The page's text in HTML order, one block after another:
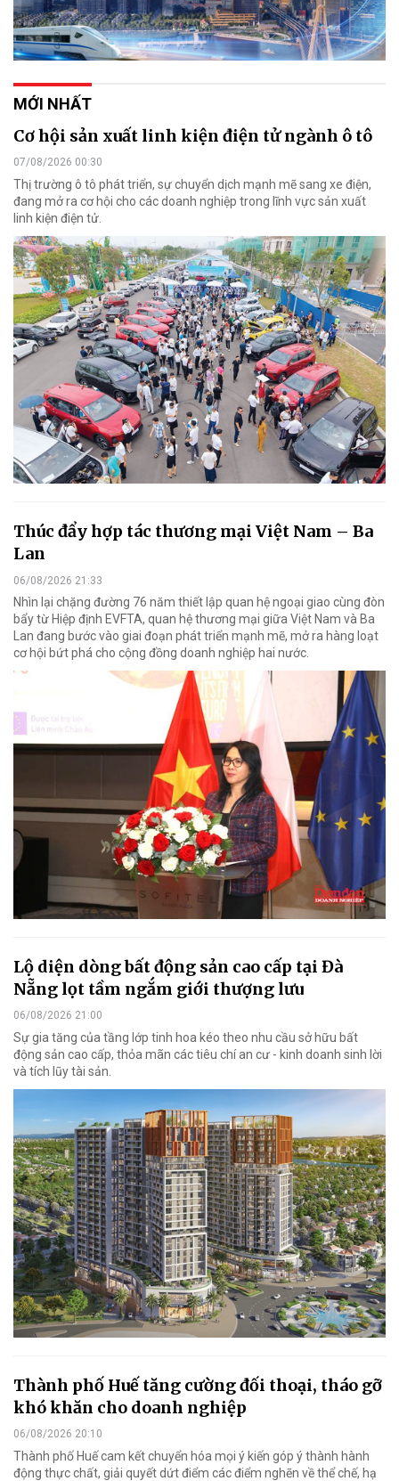
MỚI NHẤT
Cơ hội sản xuất linh kiện điện tử ngành ô tô
07/08/2026 00:30
Thị trường ô tô phát triển, sự chuyển dịch mạnh mẽ sang xe điện,
đang mở ra cơ hội cho các doanh nghiệp trong lĩnh vực sản xuất
linh kiện điện tử.
Thúc đẩy hợp tác thương mại Việt Nam – Ba
Lan
06/08/2026 21:33
Nhìn lại chặng đường 76 năm thiết lập quan hệ ngoại giao cùng đòn
bẩy từ Hiệp định EVFTA, quan hệ thương mại giữa Việt Nam và Ba
Lan đang bước vào giai đoạn phát triển mạnh mẽ, mở ra hàng loạt
cơ hội bứt phá cho cộng đồng doanh nghiệp hai nước.
Lộ diện dòng bất động sản cao cấp tại Đà
Nẵng lọt tầm ngắm giới thượng lưu
06/08/2026 21:00
Sự gia tăng của tầng lớp tinh hoa kéo theo nhu cầu sở hữu bất
động sản cao cấp, thỏa mãn các tiêu chí an cư - kinh doanh sinh lời
và tích lũy tài sản.
Thành phố Huế tăng cường đối thoại, tháo gỡ
khó khăn cho doanh nghiệp
06/08/2026 20:10
Thành phố Huế cam kết chuyển hóa mọi ý kiến góp ý thành hành
động thực chất, giải quyết dứt điểm các điểm nghẽn về thể chế, hạ